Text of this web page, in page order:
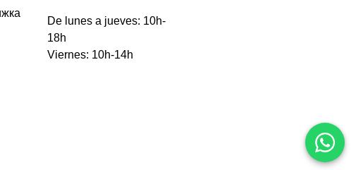
De lunes a jueves: 10h-
18h
Viernes: 10h-14h